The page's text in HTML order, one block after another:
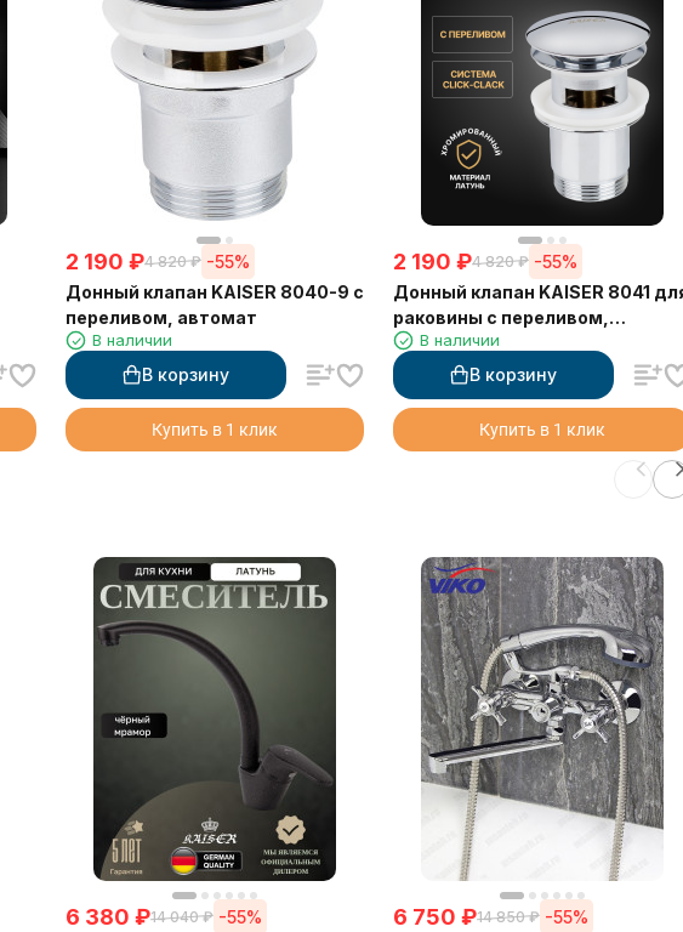
2 190 ₽4 820 ₽ -55%
Донный клапан KAISER 8040-9 с
переливом, автомат
В наличии
В корзину
Купить в 1 клик
2 190 ₽4 820 ₽ -55%
Донный клапан KAISER 8041
раковины с переливом,
автомат
В наличии
В корзину
Купить в 1 клик
6 380 ₽14 040 ₽ -55% 6 750 ₽14 850 ₽ -55%